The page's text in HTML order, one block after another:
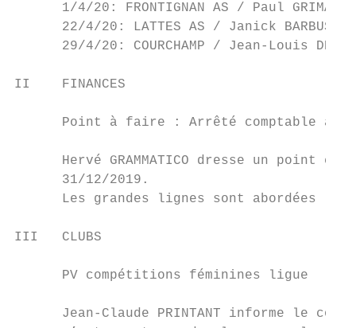
      1/4/20: FRONTIGNAN AS / Paul GRIMAUD
      22/4/20: LATTES AS / Janick BARBUSSE
29/4/20: COURCHAMP / Jean-Louis
II    FINANCES
Point à faire : Arrêté comptable au
Hervé GRAMMATICO dresse un point
      31/12/2019.
Les grandes lignes sont abordées :
III   CLUBS
      PV compétitions féminines ligue
Jean-Claude PRINTANT informe le